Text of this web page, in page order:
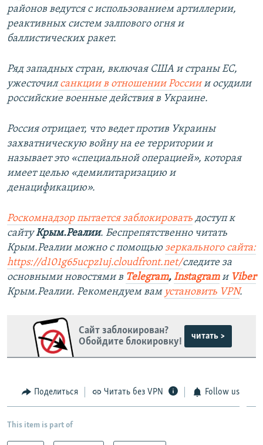
районов ведутся с использованием артиллерии,
реактивных систем залпового огня и
баллистических ракет.
Ряд западных стран, включая США и страны ЕС,
ужесточилсанкции в отношении Россиии осудили
российские военные действия в Украине.
Россия отрицает, что ведет против Украины
захватническую войну на ее территории и
называет это «специальной операцией», которая
имеет целью «демилитаризацию и
денацификацию».
Роскомнадзор пытается заблокировать доступ к
сайтуКрым.Реалии. Беспрепятственно читать
Крым.Реалии можно с помощью зеркального сайта:
https://d101g65ucpz1uj.cloudfront.net/следите за
основными новостями в Telegram, Instagram и Viber
Крым.Реалии. Рекомендуем вам установить VPN.
Сайт заблокирован?
Обойдите блокировку!
читать >
Поделиться Читать без VPN Follow us
This item is part of